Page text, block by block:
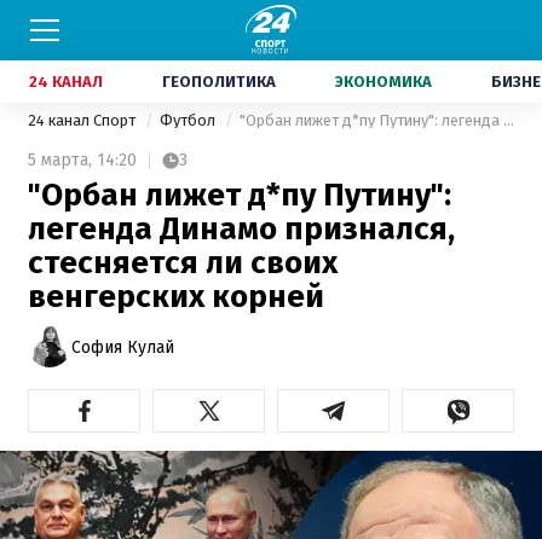
24 КАНАЛ ГЕОПОЛИТИКА ЭКОНОМИКА
24 канал Спорт Футбол "Орбан лижет д*пу Путину": легенда Динамо признался, стесняется ли своих венгерских корней
5 марта, 14:20 3
"Орбан лижет д*пу Путину":
легенда Динамо признался,
стесняется ли своих
венгерских корней
София Кулай